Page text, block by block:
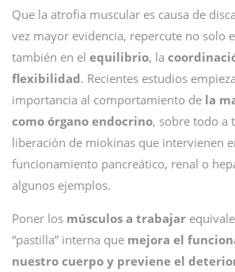
Que la atrofia muscular es causa de
vez mayor evidencia, repercute no solo
también en el equilibrio, la
flexibilidad. Recientes estudios
importancia al comportamiento de la
como órgano endocrino, sobre todo a
liberación de miokinas que intervienen
funcionamiento pancreático, renal o
algunos ejemplos.
Poner los músculos a trabajar
“pastilla” interna que mejora el
nuestro cuerpo y previene el